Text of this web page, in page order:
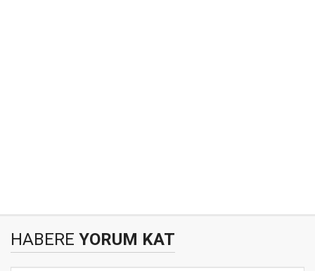
HABERE YORUM KAT